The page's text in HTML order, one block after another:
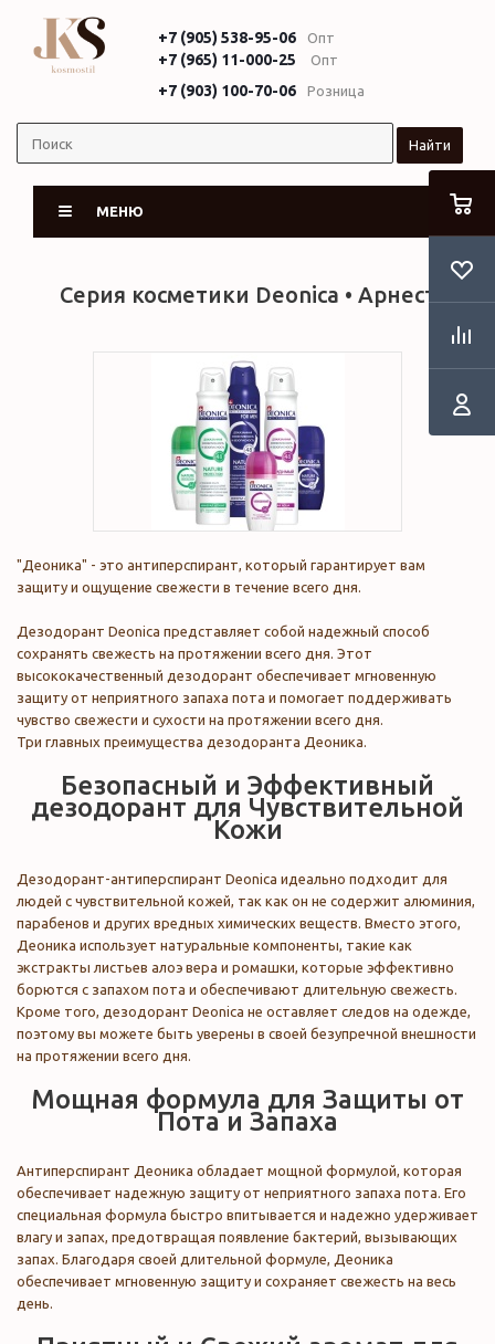
+7 (905) 538-95-06 Опт
+7 (965) 11-000-25 Опт
+7 (903) 100-70-06 Розница
Найти
МЕНЮ
Серия косметики Deonica • Арнест
"Деоника" - это антиперспирант, который гарантирует вам
защиту и ощущение свежести в течение всего дня.
Дезодорант Deonica представляет собой надежный способ
сохранять свежесть на протяжении всего дня. Этот
высококачественный дезодорант обеспечивает мгновенную
защиту от неприятного запаха пота и помогает поддерживать
чувство свежести и сухости на протяжении всего дня.
Три главных преимущества дезодоранта Деоника.
Безопасный и Эффективный
дезодорант для Чувствительной
Кожи
Дезодорант-антиперспирант Deonica идеально подходит для
людей с чувствительной кожей, так как он не содержит алюминия,
парабенов и других вредных химических веществ. Вместо этого,
Деоника использует натуральные компоненты, такие как
экстракты листьев алоэ вера и ромашки, которые эффективно
борются с запахом пота и обеспечивают длительную свежесть.
Кроме того, дезодорант Deonica не оставляет следов на одежде,
поэтому вы можете быть уверены в своей безупречной внешности
на протяжении всего дня.
Мощная формула для Защиты от
Пота и Запаха
Антиперспирант Деоника обладает мощной формулой, которая
обеспечивает надежную защиту от неприятного запаха пота. Его
специальная формула быстро впитывается и надежно удерживает
влагу и запах, предотвращая появление бактерий, вызывающих
запах. Благодаря своей длительной формуле, Деоника
обеспечивает мгновенную защиту и сохраняет свежесть на весь
день.